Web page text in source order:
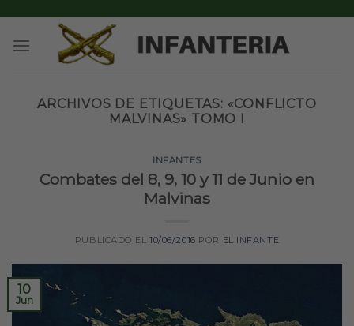
content
ARCHIVOS DE ETIQUETAS: «CONFLICTO
MALVINAS» TOMO I
INFANTES
Combates del 8, 9, 10 y 11 de Junio en
Malvinas
PUBLICADO EL10/06/2016 POR EL INFANTE
10
Jun